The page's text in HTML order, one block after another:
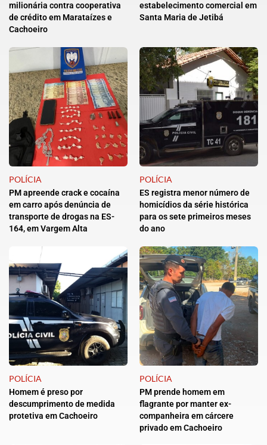
milionária contra cooperativa
de crédito em Marataízes e
Cachoeiro
estabelecimento comercial em
Santa Maria de Jetibá
POLÍCIA
PM apreende crack e cocaína
em carro após denúncia de
transporte de drogas na ES-
164, em Vargem Alta
POLÍCIA
ES registra menor número de
homicídios da série histórica
para os sete primeiros meses
do ano
POLÍCIA
Homem é preso por
descumprimento de medida
protetiva em Cachoeiro
POLÍCIA
PM prende homem em
flagrante por manter ex-
companheira em cárcere
privado em Cachoeiro